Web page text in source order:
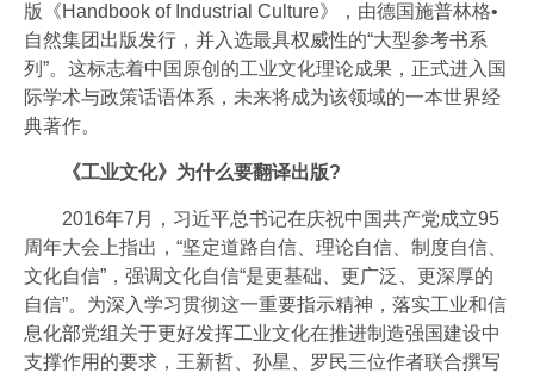
电子竞技官网·（中国）官方网站
加入我们
版《Handbook of Industrial Culture》，由德国施普林格•
自然集团出版发行，并入选最具权威性的“大型参考书系
列”。这标志着中国原创的工业文化理论成果，正式进入国
际学术与政策话语体系，未来将成为该领域的一本世界经
典著作。
《工业文化》为什么要翻译出版?
2016年7月，习近平总书记在庆祝中国共产党成立95
周年大会上指出，“坚定道路自信、理论自信、制度自信、
文化自信”，强调文化自信“是更基础、更广泛、更深厚的
自信”。为深入学习贯彻这一重要指示精神，落实工业和信
息化部党组关于更好发挥工业文化在推进制造强国建设中
支撑作用的要求，王新哲、孙星、罗民三位作者联合撰写